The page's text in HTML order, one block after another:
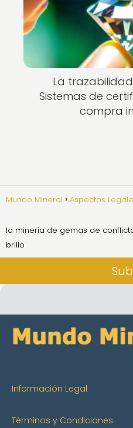
La
Sistemas de
compra
Mundo Mineral Aspectos
la minería de gemas de
brillo
Información Legal
Términos y Condiciones